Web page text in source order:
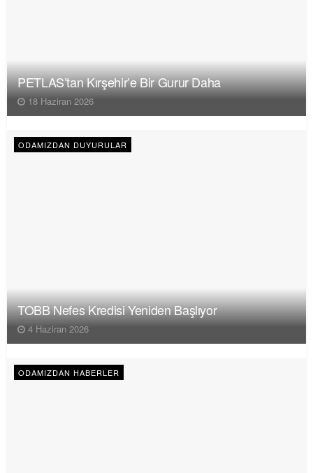
PETLAS’tan Kırşehir’e Bir Gurur Daha
18 Haziran 2026
ODAMIZDAN DUYURULAR
TOBB Nefes Kredisi Yeniden Başlıyor
4 Haziran 2026
ODAMIZDAN HABERLER